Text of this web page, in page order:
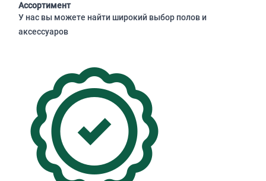
Ассортимент
У нас вы можете найти широкий выбор полов и
аксессуаров